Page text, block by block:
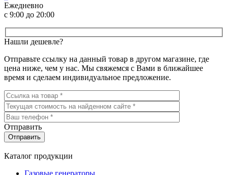
Ежедневно
с 9:00 до 20:00
Нашли дешевле?
Отправьте ссылку на данный товар в другом магазине, где
цена ниже, чем у нас. Мы свяжемся с Вами в ближайшее
время и сделаем индивидуальное предложение.
Отправить
Каталог продукции
Газовые генераторы